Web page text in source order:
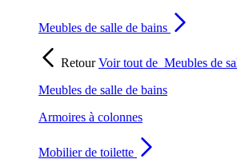
Meubles de salle de bains
RetourVoir tout de Meubles de
Meubles de salle de bains
Armoires à colonnes
Mobilier de toilette